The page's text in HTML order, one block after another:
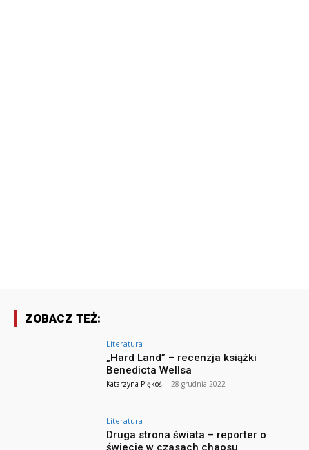
ZOBACZ TEŻ:
Literatura
„Hard Land” – recenzja książki
Benedicta Wellsa
Katarzyna Piękoś - 28 grudnia 2022
Literatura
Druga strona świata – reporter o
świecie w czasach chaosu